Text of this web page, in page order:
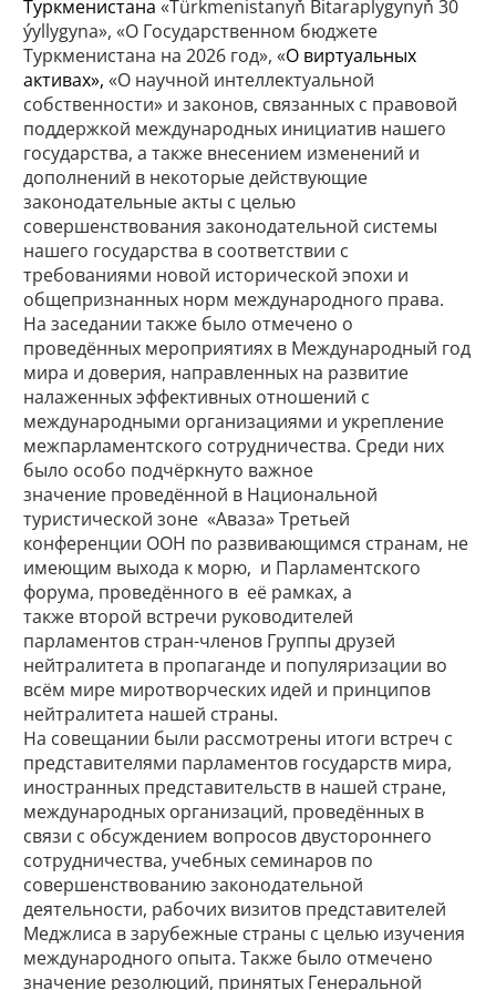
Туркменистана«Türkmenistanyň Bitaraplygynyň 30
ýyllygyna», «О Государственном бюджете
Туркменистана на 2026 год», «О виртуальных
активах», «О научной интеллектуальной
собственности» и законов, связанных с правовой
поддержкой международных инициатив нашего
государства, а также внесением изменений и
дополнений в некоторые действующие
законодательные акты с целью
совершенствования законодательной системы
нашего государства в соответствии с
требованиями новой исторической эпохи и
общепризнанных норм международного права.
На заседании также было отмечено о
проведённых мероприятиях в Международный год
мира и доверия, направленных на развитие
налаженных эффективных отношений с
международными организациями и укрепление
межпарламентского сотрудничества. Среди них
было особо подчёркнуто важное
значение проведённой в Национальной
туристической зоне «Аваза» Третьей
конференции ООН по развивающимся странам, не
имеющим выхода к морю, и Парламентского
форума, проведённого в её рамках, а
также второй встречи руководителей
парламентов стран-членов Группы друзей
нейтралитета в пропаганде и популяризации во
всём мире миротворческих идей и принципов
нейтралитета нашей страны.
На совещании были рассмотрены итоги встреч с
представителями парламентов государств мира,
иностранных представительств в нашей стране,
международных организаций, проведённых в
связи с обсуждением вопросов двустороннего
сотрудничества, учебных семинаров по
совершенствованию законодательной
деятельности, рабочих визитов представителей
Меджлиса в зарубежные страны с целью изучения
международного опыта. Также было отмечено
значение резолюций, принятых Генеральной